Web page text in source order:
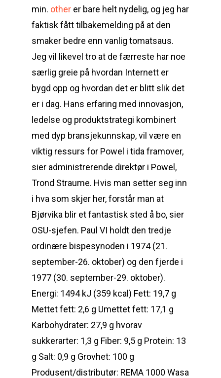
min. other er bare helt nydelig, og jeg har
faktisk fått tilbakemelding på at den
smaker bedre enn vanlig tomatsaus.
Jeg vil likevel tro at de færreste har noe
særlig greie på hvordan Internett er
bygd opp og hvordan det er blitt slik det
er i dag. Hans erfaring med innovasjon,
ledelse og produktstrategi kombinert
med dyp bransjekunnskap, vil være en
viktig ressurs for Powel i tida framover,
sier administrerende direktør i Powel,
Trond Straume. Hvis man setter seg inn
i hva som skjer her, forstår man at
Bjørvika blir et fantastisk sted å bo, sier
OSU-sjefen. Paul VI holdt den tredje
ordinære bispesynoden i 1974 (21.
september-26. oktober) og den fjerde i
1977 (30. september-29. oktober).
Energi: 1494 kJ (359 kcal) Fett: 19,7 g
Mettet fett: 2,6 g Umettet fett: 17,1 g
Karbohydrater: 27,9 g hvorav
sukkerarter: 1,3 g Fiber: 9,5 g Protein: 13
g Salt: 0,9 g Grovhet: 100 g
Produsent/distributør: REMA 1000 Wasa